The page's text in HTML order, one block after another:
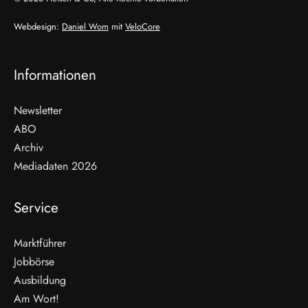
Webdesign: Daniel Wom mit VeloCore
Informationen
Newsletter
ABO
Archiv
Mediadaten 2026
Service
Marktführer
Jobbörse
Ausbildung
Am Wort!